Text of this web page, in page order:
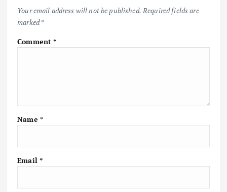
Your email address will not be published. Required fields are
marked*
Comment*
Name *
Email *